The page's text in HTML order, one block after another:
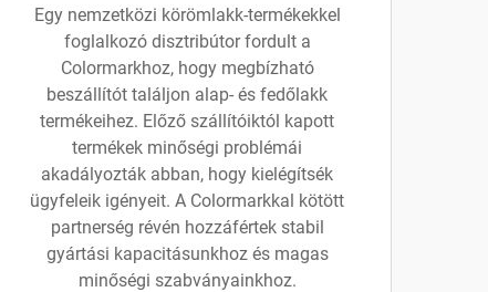
Egy nemzetközi körömlakk-termékekkel
foglalkozó disztribútor fordult a
Colormarkhoz, hogy megbízható
beszállítót találjon alap- és fedőlakk
termékeihez. Előző szállítóiktól kapott
termékek minőségi problémái
akadályozták abban, hogy kielégítsék
ügyfeleik igényeit. A Colormarkkal kötött
partnerség révén hozzáfértek stabil
gyártási kapacitásunkhoz és magas
minőségi szabványainkhoz.